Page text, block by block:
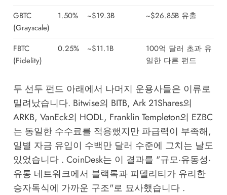
GBTC
(Grayscale)
1.50% ~$19.3B ~$26.85B 유출
FBTC
(Fidelity)
0.25% ~$11.1B
100억 달러 초과 유
일한 다른 펀드
두 선두 펀드 아래에서 나머지 운용사들은 이류로
밀려났습니다. Bitwise의 BITB, Ark 21Shares의
ARKB, VanEck의 HODL, Franklin Templeton의 EZBC
는 동일한 수수료를 적용했지만 파급력이 부족해,
일별 자금 유입이 수백만 달러 수준에 그치는 날도
있었습니다 . CoinDesk는 이 결과를 "규모·유동성·
유통 네트워크에서 블랙록과 피델리티가 유리한
승자독식에 가까운 구조"로 묘사했습니다 .